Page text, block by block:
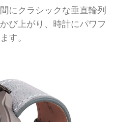
にクラシックな垂直輪列
び上がり、時計にパワフ
す。